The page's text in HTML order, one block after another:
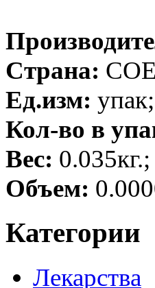
Страна:
Ед.изм: упак;
Кол-во в
Вес: 0.035кг.;
Объем:
Категории
Лекарства